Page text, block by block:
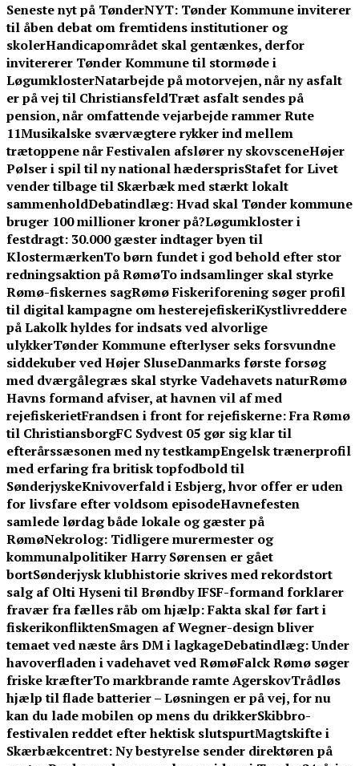
Seneste nyt på TønderNYT: Tønder Kommune inviterer
til åben debat om fremtidens institutioner og
skolerHandicapområdet skal gentænkes, derfor
invitererer Tønder Kommune til stormøde i
LøgumklosterNatarbejde på motorvejen, når ny asfalt
er på vej til ChristiansfeldTræt asfalt sendes på
pension, når omfattende vejarbejde rammer Rute
11Musikalske sværvægtere rykker ind mellem
trætoppene når Festivalen afslører ny skovsceneHøjer
Pølser i spil til ny national hædersprisStafet for Livet
vender tilbage til Skærbæk med stærkt lokalt
sammenholdDebatindlæg: Hvad skal Tønder kommune
bruger 100 millioner kroner på?Løgumkloster i
festdragt: 30.000 gæster indtager byen til
KlostermærkenTo børn fundet i god behold efter stor
redningsaktion på RømøTo indsamlinger skal styrke
Rømø-fiskernes sagRømø Fiskeriforening søger profil
til digital kampagne om hesterejefiskeriKystlivreddere
på Lakolk hyldes for indsats ved alvorlige
ulykkerTønder Kommune efterlyser seks forsvundne
siddekuber ved Højer SluseDanmarks første forsøg
med dværgålegræs skal styrke Vadehavets naturRømø
Havns formand afviser, at havnen vil af med
rejefiskerietFrandsen i front for rejefiskerne: Fra Rømø
til ChristiansborgFC Sydvest 05 gør sig klar til
efterårssæsonen med ny testkampEngelsk trænerprofil
med erfaring fra britisk topfodbold til
SønderjyskeKnivoverfald i Esbjerg, hvor offer er uden
for livsfare efter voldsom episodeHavnefesten
samlede lørdag både lokale og gæster på
RømøNekrolog: Tidligere murermester og
kommunalpolitiker Harry Sørensen er gået
bortSønderjysk klubhistorie skrives med rekordstort
salg af Olti Hyseni til Brøndby IFSF-formand forklarer
fravær fra fælles råb om hjælp: Fakta skal før fart i
fiskerikonfliktenSmagen af Wegner-design bliver
temaet ved næste års DM i lagkageDebatindlæg: Under
havoverfladen i vadehavet ved RømøFalck Rømø søger
friske kræfterTo markbrande ramte AgerskovTrådløs
hjælp til flade batterier – Løsningen er på vej, for nu
kan du lade mobilen op mens du drikkerSkibbro-
festivalen reddet efter hektisk slutspurtMagtskifte i
Skærbækcentret: Ny bestyrelse sender direktøren på